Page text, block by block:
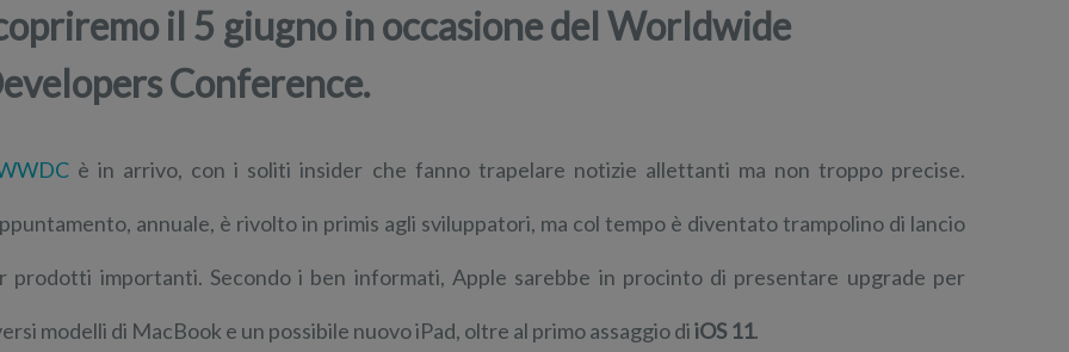
il 5 giugno in occasione del Worldwide
Conference.
è in arrivo, con i soliti insider che fanno trapelare notizie allettanti ma non troppo precise.
annuale, è rivolto in primis agli sviluppatori, ma col tempo è diventato trampolino di lancio
prodotti importanti. Secondo i ben informati, Apple sarebbe in procinto di presentare upgrade per
modelli di MacBook e un possibile nuovo iPad, oltre al primo assaggio diiOS 11.